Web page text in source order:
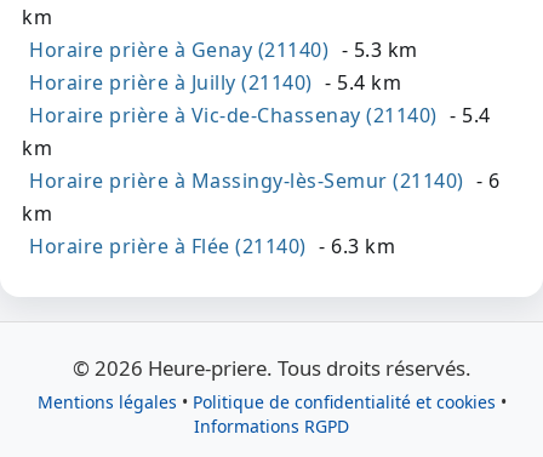
km
Horaire prière à Genay (21140) - 5.3 km
Horaire prière à Juilly (21140) - 5.4 km
Horaire prière à Vic-de-Chassenay (21140) - 5.4
km
Horaire prière à Massingy-lès-Semur (21140) - 6
km
Horaire prière à Flée (21140) - 6.3 km
© 2026 Heure-priere. Tous droits réservés.
Mentions légales • Politique de confidentialité et cookies •
Informations RGPD